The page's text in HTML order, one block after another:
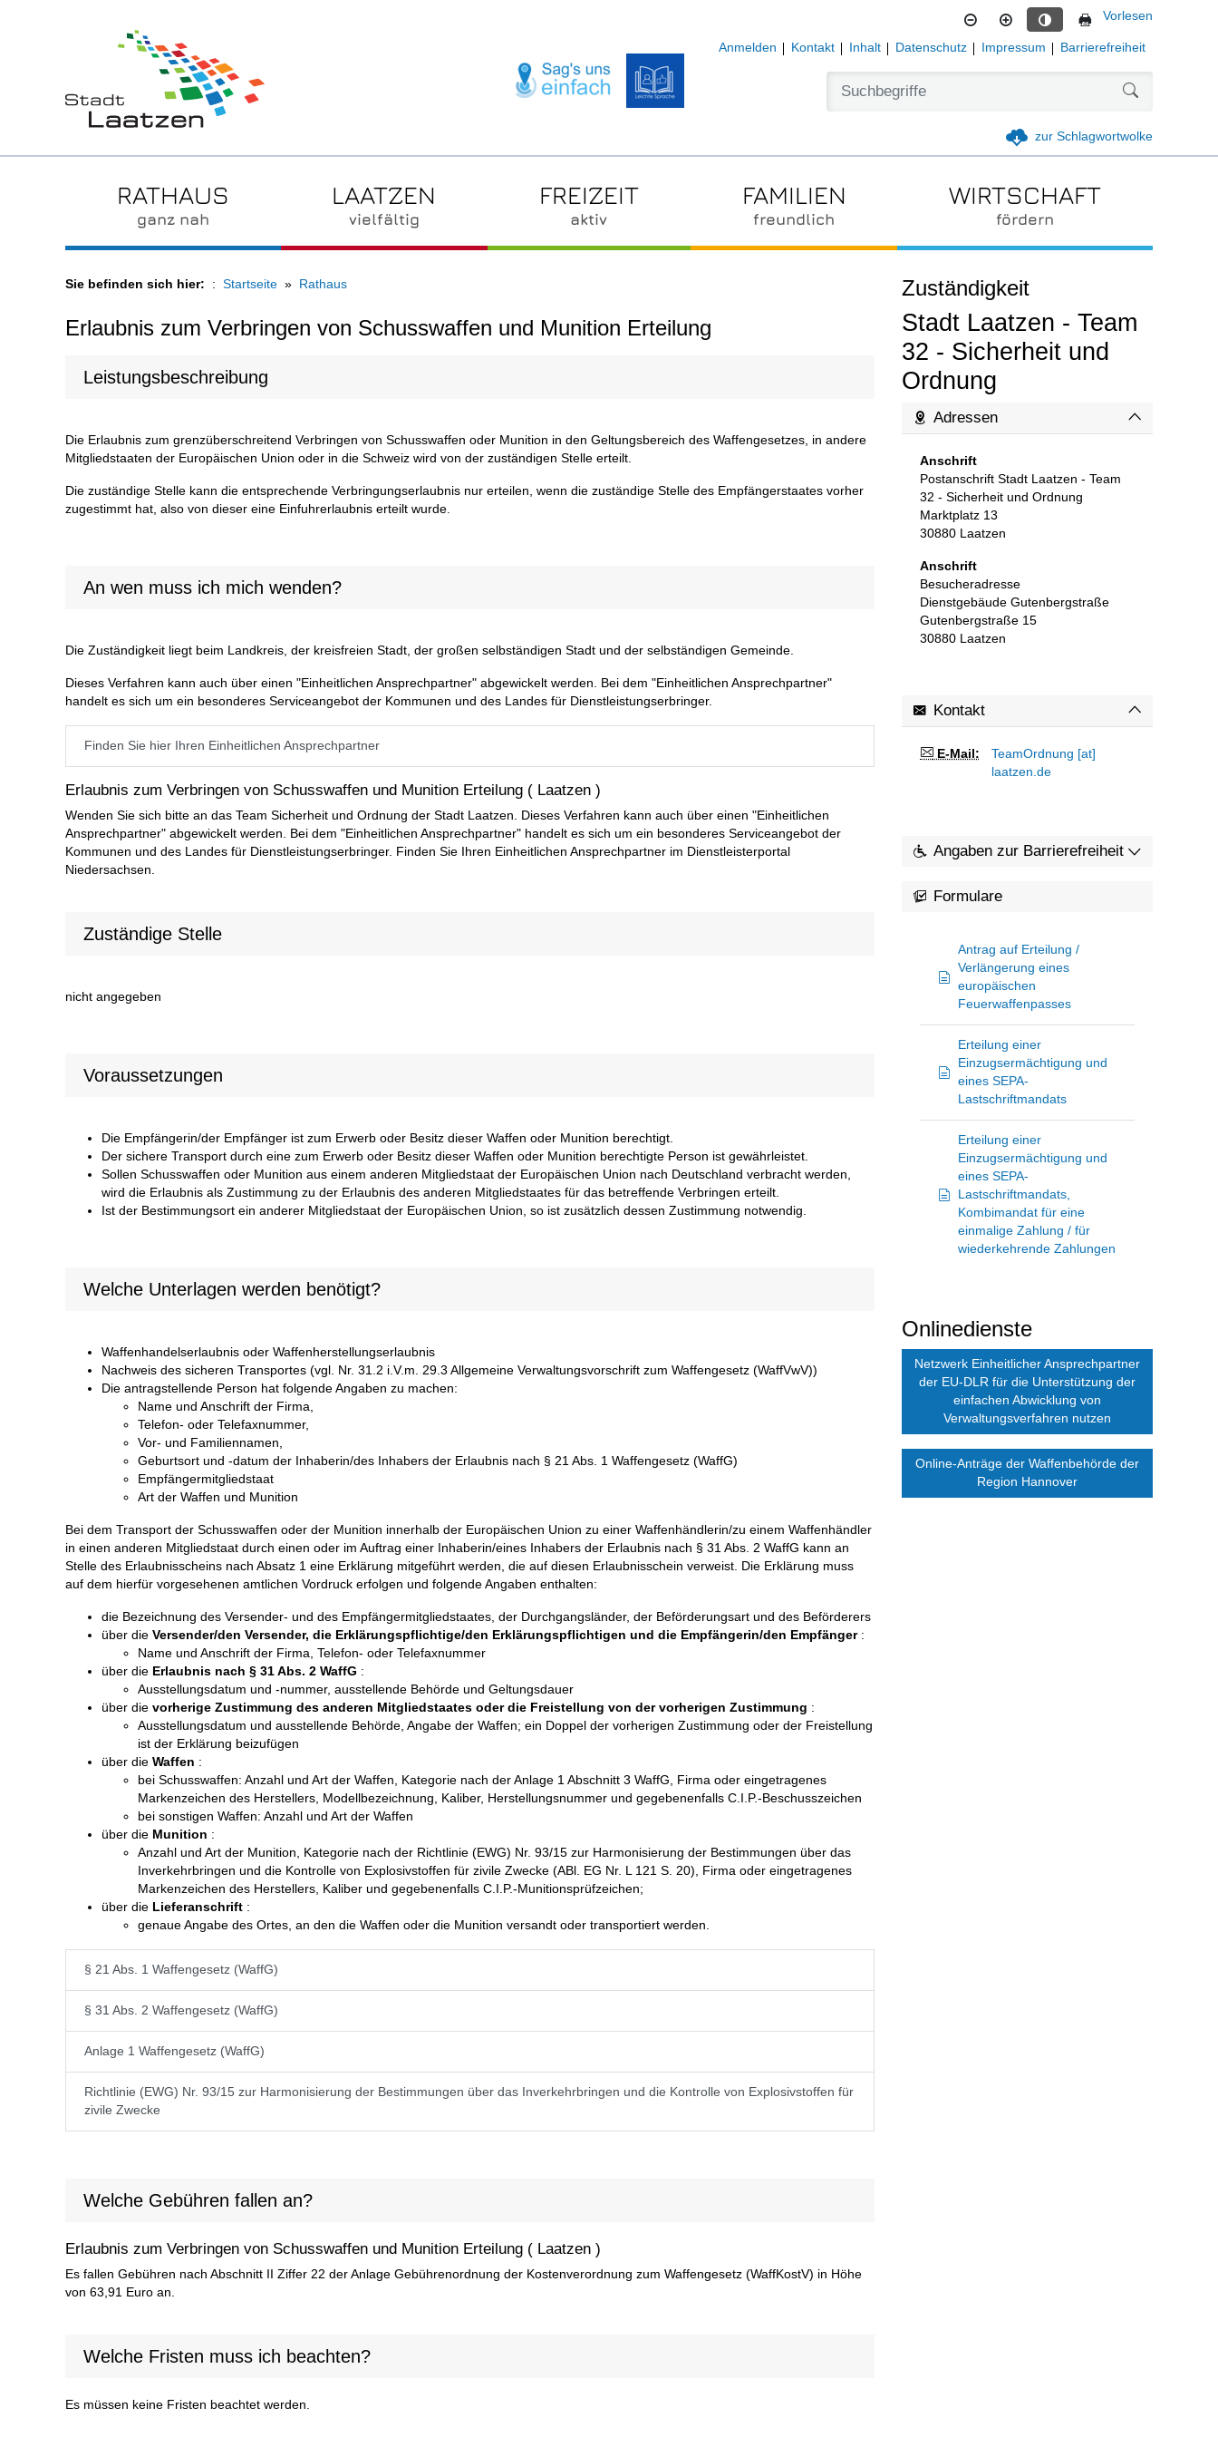
Kontrastmodus aktivieren
Vorlesen
Anmelden Kontakt Inhalt Datenschutz Impressum Barrierefreiheit
zur Schlagwortwolke
RATHAUS
ganz nah
LAATZEN
vielfältig
FREIZEIT
aktiv
FAMILIEN
freundlich
WIRTSCHAFT
fördern
Sie befinden sich hier: Startseite Rathaus
Erlaubnis zum Verbringen von Schusswaffen und Munition Erteilung
Leistungsbeschreibung
Die Erlaubnis zum grenzüberschreitend Verbringen von Schusswaffen oder Munition in den Geltungsbereich des Waffengesetzes, in andere
Mitgliedstaaten der Europäischen Union oder in die Schweiz wird von der zuständigen Stelle erteilt.
Die zuständige Stelle kann die entsprechende Verbringungserlaubnis nur erteilen, wenn die zuständige Stelle des Empfängerstaates vorher
zugestimmt hat, also von dieser eine Einfuhrerlaubnis erteilt wurde.
An wen muss ich mich wenden?
Die Zuständigkeit liegt beim Landkreis, der kreisfreien Stadt, der großen selbständigen Stadt und der selbständigen Gemeinde.
Dieses Verfahren kann auch über einen "Einheitlichen Ansprechpartner" abgewickelt werden. Bei dem "Einheitlichen Ansprechpartner"
handelt es sich um ein besonderes Serviceangebot der Kommunen und des Landes für Dienstleistungserbringer.
Finden Sie hier Ihren Einheitlichen Ansprechpartner
Erlaubnis zum Verbringen von Schusswaffen und Munition Erteilung ( Laatzen )
Wenden Sie sich bitte an das Team Sicherheit und Ordnung der Stadt Laatzen. Dieses Verfahren kann auch über einen "Einheitlichen
Ansprechpartner" abgewickelt werden. Bei dem "Einheitlichen Ansprechpartner" handelt es sich um ein besonderes Serviceangebot der
Kommunen und des Landes für Dienstleistungserbringer. Finden Sie Ihren Einheitlichen Ansprechpartner im Dienstleisterportal
Niedersachsen.
Zuständige Stelle
nicht angegeben
Voraussetzungen
Die Empfängerin/der Empfänger ist zum Erwerb oder Besitz dieser Waffen oder Munition berechtigt.
Der sichere Transport durch eine zum Erwerb oder Besitz dieser Waffen oder Munition berechtigte Person ist gewährleistet.
Sollen Schusswaffen oder Munition aus einem anderen Mitgliedstaat der Europäischen Union nach Deutschland verbracht werden,
wird die Erlaubnis als Zustimmung zu der Erlaubnis des anderen Mitgliedstaates für das betreffende Verbringen erteilt.
Ist der Bestimmungsort ein anderer Mitgliedstaat der Europäischen Union, so ist zusätzlich dessen Zustimmung notwendig.
Welche Unterlagen werden benötigt?
Waffenhandelserlaubnis oder Waffenherstellungserlaubnis
Nachweis des sicheren Transportes (vgl. Nr. 31.2 i.V.m. 29.3 Allgemeine Verwaltungsvorschrift zum Waffengesetz (WaffVwV))
Die antragstellende Person hat folgende Angaben zu machen:
Name und Anschrift der Firma,
Telefon- oder Telefaxnummer,
Vor- und Familiennamen,
Geburtsort und -datum der Inhaberin/des Inhabers der Erlaubnis nach § 21 Abs. 1 Waffengesetz (WaffG)
Empfängermitgliedstaat
Art der Waffen und Munition
Bei dem Transport der Schusswaffen oder der Munition innerhalb der Europäischen Union zu einer Waffenhändlerin/zu einem Waffenhändler
in einen anderen Mitgliedstaat durch einen oder im Auftrag einer Inhaberin/eines Inhabers der Erlaubnis nach § 31 Abs. 2 WaffG kann an
Stelle des Erlaubnisscheins nach Absatz 1 eine Erklärung mitgeführt werden, die auf diesen Erlaubnisschein verweist. Die Erklärung muss
auf dem hierfür vorgesehenen amtlichen Vordruck erfolgen und folgende Angaben enthalten:
die Bezeichnung des Versender- und des Empfängermitgliedstaates, der Durchgangsländer, der Beförderungsart und des Beförderers
über die Versender/den Versender, die Erklärungspflichtige/den Erklärungspflichtigen und die Empfängerin/den Empfänger:
Name und Anschrift der Firma, Telefon- oder Telefaxnummer
über die Erlaubnis nach § 31 Abs. 2 WaffG :
Ausstellungsdatum und -nummer, ausstellende Behörde und Geltungsdauer
über die vorherige Zustimmung des anderen Mitgliedstaates oder die Freistellung von der vorherigen Zustimmung :
Ausstellungsdatum und ausstellende Behörde, Angabe der Waffen; ein Doppel der vorherigen Zustimmung oder der Freistellung
ist der Erklärung beizufügen
über die Waffen :
bei Schusswaffen: Anzahl und Art der Waffen, Kategorie nach der Anlage 1 Abschnitt 3 WaffG, Firma oder eingetragenes
Markenzeichen des Herstellers, Modellbezeichnung, Kaliber, Herstellungsnummer und gegebenenfalls C.I.P.-Beschusszeichen
bei sonstigen Waffen: Anzahl und Art der Waffen
über die Munition :
Anzahl und Art der Munition, Kategorie nach der Richtlinie (EWG) Nr. 93/15 zur Harmonisierung der Bestimmungen über das
Inverkehrbringen und die Kontrolle von Explosivstoffen für zivile Zwecke (ABl. EG Nr. L 121 S. 20), Firma oder eingetragenes
Markenzeichen des Herstellers, Kaliber und gegebenenfalls C.I.P.-Munitionsprüfzeichen;
über die Lieferanschrift :
genaue Angabe des Ortes, an den die Waffen oder die Munition versandt oder transportiert werden.
§ 21 Abs. 1 Waffengesetz (WaffG)
§ 31 Abs. 2 Waffengesetz (WaffG)
Anlage 1 Waffengesetz (WaffG)
Richtlinie (EWG) Nr. 93/15 zur Harmonisierung der Bestimmungen über das Inverkehrbringen und die Kontrolle von Explosivstoffen für
zivile Zwecke
Welche Gebühren fallen an?
Erlaubnis zum Verbringen von Schusswaffen und Munition Erteilung ( Laatzen )
Es fallen Gebühren nach Abschnitt II Ziffer 22 der Anlage Gebührenordnung der Kostenverordnung zum Waffengesetz (WaffKostV) in Höhe
von 63,91 Euro an.
Welche Fristen muss ich beachten?
Es müssen keine Fristen beachtet werden.
Zuständigkeit
Stadt Laatzen - Team
32 - Sicherheit und
Ordnung
Adressen
Anschrift
Postanschrift Stadt Laatzen - Team
32 - Sicherheit und Ordnung
Marktplatz 13
30880 Laatzen
Anschrift
Besucheradresse
Dienstgebäude Gutenbergstraße
Gutenbergstraße 15
30880 Laatzen
Kontakt
E-Mail:
TeamOrdnung [at]
laatzen.de
Angaben zur Barrierefreiheit
Formulare
Antrag auf Erteilung /
Verlängerung eines
europäischen
Feuerwaffenpasses
Erteilung einer
Einzugsermächtigung und
eines SEPA-
Lastschriftmandats
Erteilung einer
Einzugsermächtigung und
eines SEPA-
Lastschriftmandats,
Kombimandat für eine
einmalige Zahlung / für
wiederkehrende Zahlungen
Onlinedienste
Netzwerk Einheitlicher Ansprechpartner
der EU-DLR für die Unterstützung der
einfachen Abwicklung von
Verwaltungsverfahren nutzen
Online-Anträge der Waffenbehörde der
Region Hannover